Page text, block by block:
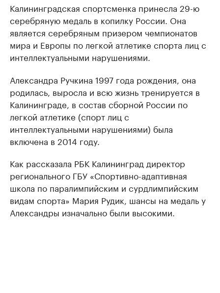
Калининградская спортсменка принесла 29-ю
серебряную медаль в копилку России. Она
является серебряным призером чемпионатов
мира и Европы по легкой атлетике спорта лиц с
интеллектуальными нарушениями.
Александра Ручкина 1997 года рождения, она
родилась, выросла и всю жизнь тренируется в
Калининграде, в состав сборной России по
легкой атлетике (спорт лиц с
интеллектуальными нарушениями) была
включена в 2014 году.
Как рассказала РБК Калининград директор
регионального ГБУ «Спортивно-адаптивная
школа по паралимпийским и сурдлимпийским
видам спорта» Мария Рудик, шансы на медаль у
Александры изначально были высокими.